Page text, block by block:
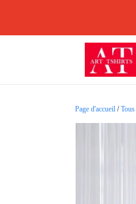
Page d'accueil /Tous